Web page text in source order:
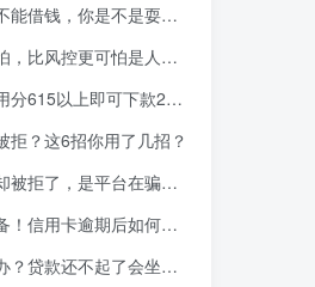
钱，你是不是耍我？！
更可怕是人性的贪婪与短视
以上即可下款2000-15000元
拒？这6招你用了几招？
，是平台在骗取个人资料吗？
逾期后如何申请停息挂账分期还款
不起了会坐牢吗（附视频教程）